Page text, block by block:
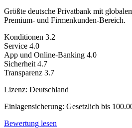
Größte deutsche Privatbank mit
Premium- und Firmenkunden-Bereich.
Konditionen 3.2
Service 4.0
App und Online-Banking 4.0
Sicherheit 4.7
Transparenz 3.7
Lizenz: Deutschland
Einlagensicherung: Gesetzlich bis
Bewertung lesen